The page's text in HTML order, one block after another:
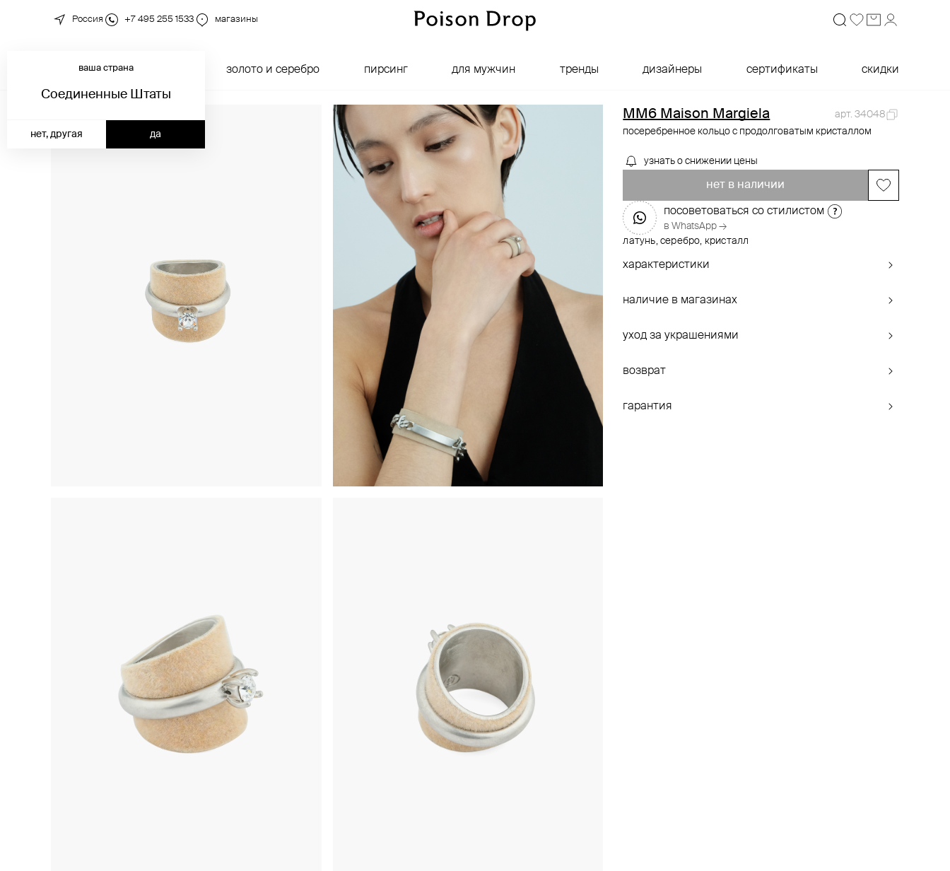
Россия +7 495 255 1533 магазины
новинки золото и серебро пирсинг для мужчин тренды дизайнеры сертификаты скидки
ваша страна
Соединенные Штаты
да
нет, другая
MM6 Maison Margiela
арт. 34048
посеребренное кольцо с продолговатым кристаллом
узнать о снижении цены
нет в наличии
посоветоваться со стилистом
в WhatsApp →
латунь, серебро, кристалл
характеристики
наличие в магазинах
уход за украшениями
возврат
гарантия